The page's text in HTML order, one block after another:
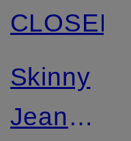
CLOSED
Skinny
Jeans